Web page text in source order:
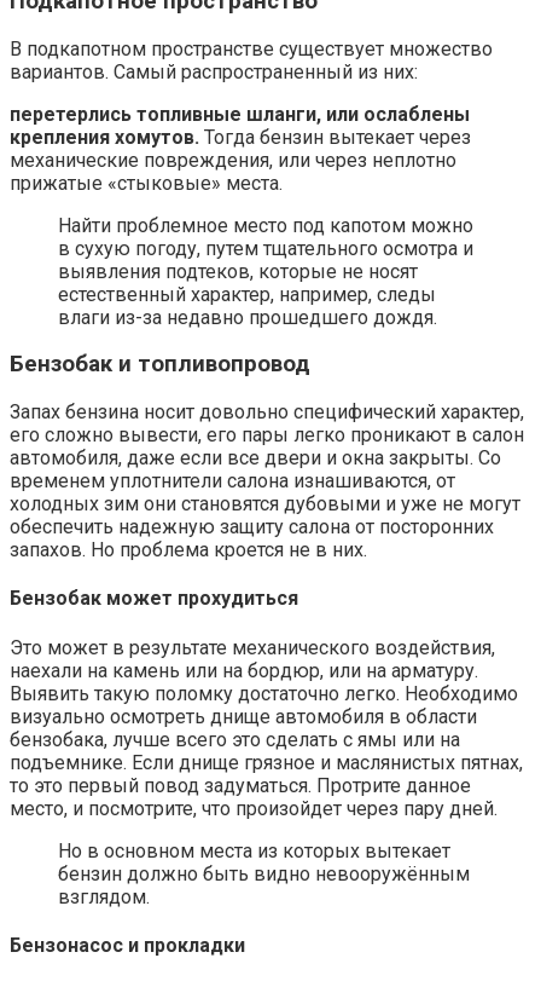
В подкапотном пространстве существует множество
вариантов. Самый распространенный из них:
перетерлись топливные шланги, или ослаблены
крепления хомутов. Тогда бензин вытекает через
механические повреждения, или через неплотно
прижатые «стыковые» места.
Найти проблемное место под капотом можно
в сухую погоду, путем тщательного осмотра и
выявления подтеков, которые не носят
естественный характер, например, следы
влаги из-за недавно прошедшего дождя.
Бензобак и топливопровод
Запах бензина носит довольно специфический характер,
его сложно вывести, его пары легко проникают в салон
автомобиля, даже если все двери и окна закрыты. Со
временем уплотнители салона изнашиваются, от
холодных зим они становятся дубовыми и уже не могут
обеспечить надежную защиту салона от посторонних
запахов. Но проблема кроется не в них.
Бензобак может прохудиться
Это может в результате механического воздействия,
наехали на камень или на бордюр, или на арматуру.
Выявить такую поломку достаточно легко. Необходимо
визуально осмотреть днище автомобиля в области
бензобака, лучше всего это сделать с ямы или на
подъемнике. Если днище грязное и маслянистых пятнах,
то это первый повод задуматься. Протрите данное
место, и посмотрите, что произойдет через пару дней.
Но в основном места из которых вытекает
бензин должно быть видно невооружённым
взглядом.
Бензонасос и прокладки